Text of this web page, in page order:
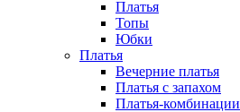
Платья
Топы
Юбки
Платья
Вечерние платья
Платья с запахом
Платья-комбинации